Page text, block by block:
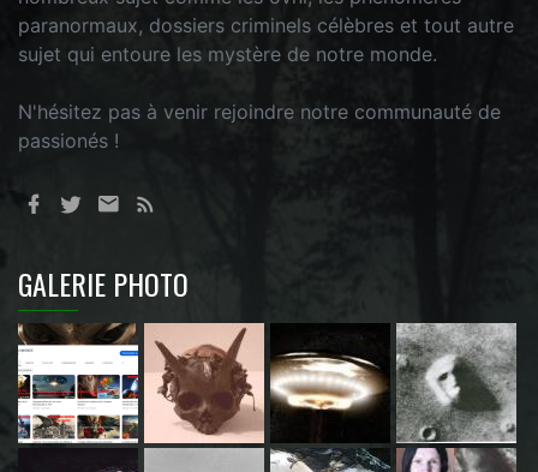
paranormaux, dossiers criminels célèbres et tout autre
sujet qui entoure les mystère de notre monde.
N'hésitez pas à venir rejoindre notre communauté de
passionés !
GALERIE PHOTO